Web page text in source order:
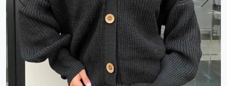
Previous Next